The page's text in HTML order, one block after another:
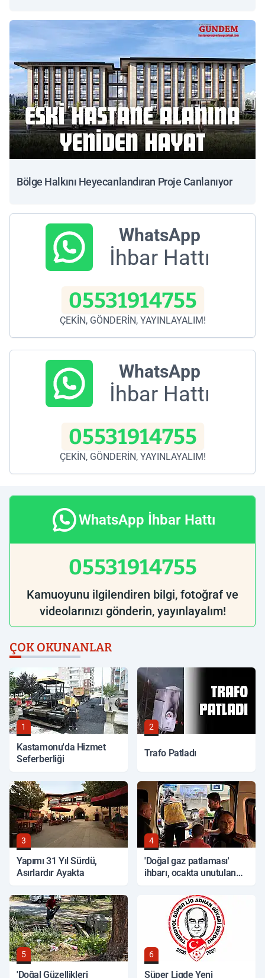
Bölge Halkını Heyecanlandıran Proje Canlanıyor
WhatsApp
İhbar Hattı
05531914755
ÇEKİN, GÖNDERİN, YAYINLAYALIM!
WhatsApp
İhbar Hattı
05531914755
ÇEKİN, GÖNDERİN, YAYINLAYALIM!
WhatsApp İhbar Hattı
05531914755
Kamuoyunu ilgilendiren bilgi, fotoğraf ve
videolarınızı gönderin, yayınlayalım!
ÇOK OKUNANLAR
1
Kastamonu'da Hizmet
Seferberliği
2
Trafo Patladı
3
Yapımı 31 Yıl Sürdü,
Asırlardır Ayakta
4
'Doğal gaz patlaması'
ihbarı, ocakta unutulan
5
'Doğal Güzellikleri
6
Süper Ligde Yeni